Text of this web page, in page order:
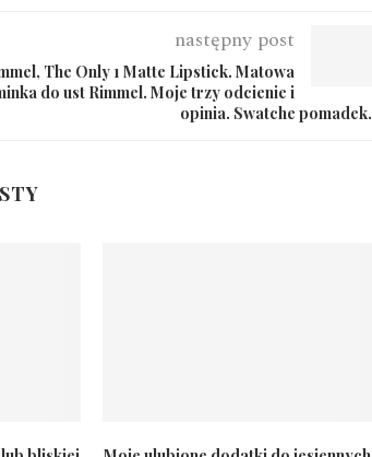
następny post
The Only 1 Matte Lipstick. Matowa
do ust Rimmel. Moje trzy odcienie i
opinia. Swatche pomadek.